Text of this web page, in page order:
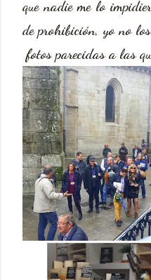
que nadie me lo
de prohibición, yo no
fotos parecidas a las